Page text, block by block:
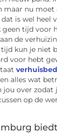
maar nu moet
is wel heel
tijd voor
de
kun je niet
voor hebt
alles wat
over zodat
op de